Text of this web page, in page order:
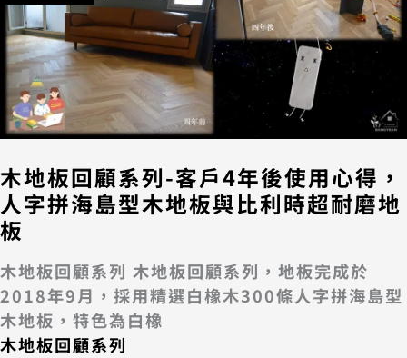
木地板回顧系列-客戶4年後使用心得，
人字拼海島型木地板與比利時超耐磨地
板
木地板回顧系列 木地板回顧系列，地板完成於
2018年9月，採用精選白橡木300條人字拼海島型
木地板，特色為白橡
木地板回顧系列